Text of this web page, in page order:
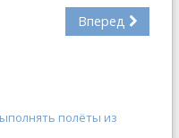
Вперед
полёты из